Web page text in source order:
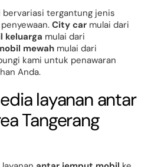
bervariasi tergantung jenis
City car mulai dari
keluarga mulai dari
mewah mulai dari
kami untuk penawaran
Anda.
layanan antar
Tangerang